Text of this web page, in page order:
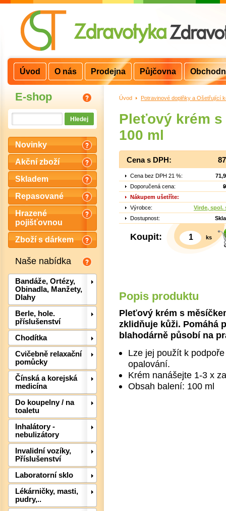
E-shop
Novinky
Akční zboží
Skladem
Repasované
Hrazené
pojišťovnou
Zboží s dárkem
Naše nabídka
Bandáže, Ortézy,
Obinadla, Manžety,
Dlahy
Berle, hole.
příslušenství
Chodítka
Cvičebně relaxační
pomůcky
Čínská a korejská
medicína
Do koupelny / na
toaletu
Inhalátory -
nebulizátory
Invalidní vozíky,
Příslušenství
Laboratorní sklo
Lékárničky, masti,
pudry,..
Úvod > Potravinové doplňky a Ošetřující
Pleťový krém
100 ml
Cena s DPH:
Cena bez DPH 21 %:
Doporučená cena:
Nákupem ušetříte:
Výrobce:
Virde, spol.
Dostupnost:
Koupit: ks
Popis produktu
Pleťový krém s
zklidňuje kůži. Pomáhá
blahodárně působí na
Lze jej použít k
opalování.
Krém nanášejte 1-3 x
Obsah balení: 100 ml
Úvod O nás Prodejna Půjčovna